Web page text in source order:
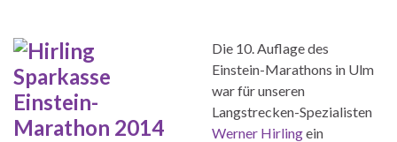
Die 10. Auflage des
Einstein-Marathons in Ulm
war für unseren
Langstrecken-Spezialisten
Werner Hirlingein